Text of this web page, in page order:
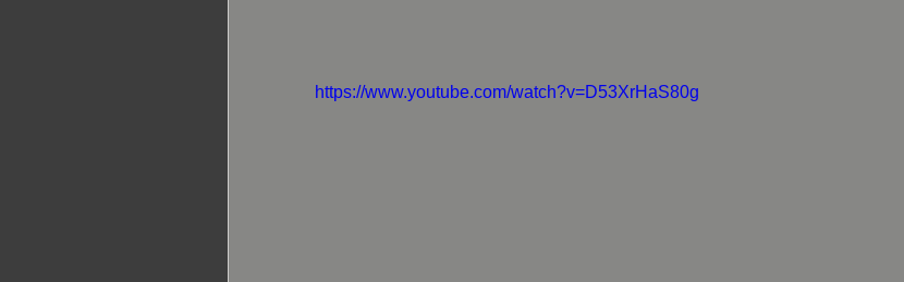
https://www.youtube.com/watch?v=D53XrHaS80g